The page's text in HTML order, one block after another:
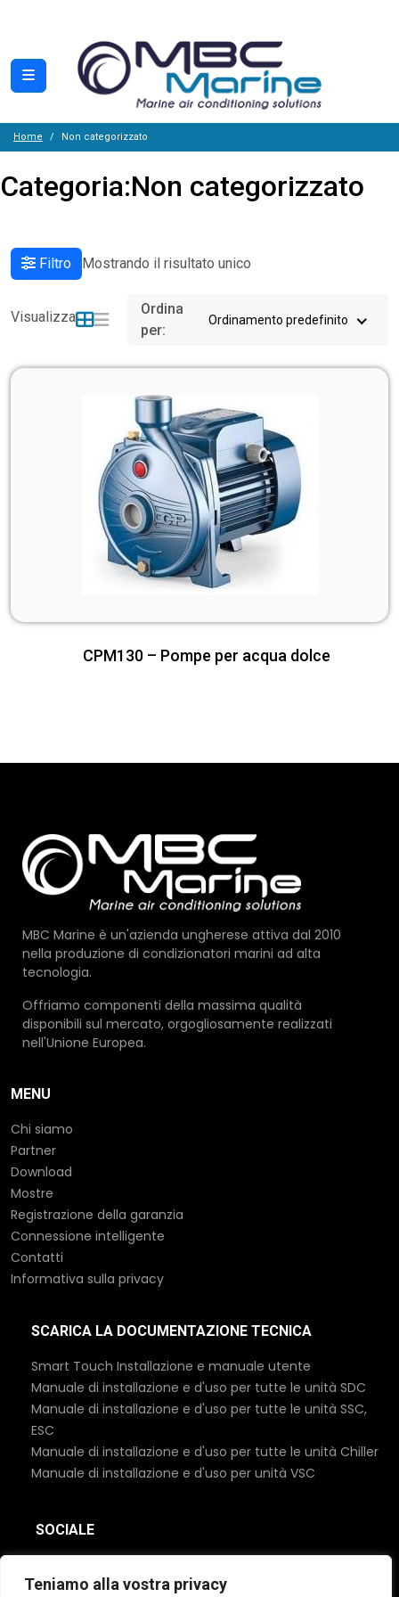
Teniamo alla vostra privacy
Home Non categorizzato
Categoria:Non categorizzato
Filtro Mostrando il risultato unico
Visualizza
Ordina
per:
Ordinamento predefinito
CPM130 – Pompe per acqua dolce
MBC Marine è un'azienda ungherese attiva dal 2010
nella produzione di condizionatori marini ad alta
tecnologia.
Offriamo componenti della massima qualità
disponibili sul mercato, orgogliosamente realizzati
nell'Unione Europea.
MENU
Chi siamo
Partner
Download
Mostre
Registrazione della garanzia
Connessione intelligente
Contatti
Informativa sulla privacy
SCARICA LA DOCUMENTAZIONE TECNICA
Smart Touch Installazione e manuale utente
Manuale di installazione e d'uso per tutte le unità SDC
Manuale di installazione e d'uso per tutte le unità SSC,
ESC
Manuale di installazione e d'uso per tutte le unità Chiller
Manuale di installazione e d'uso per unità VSC
SOCIALE